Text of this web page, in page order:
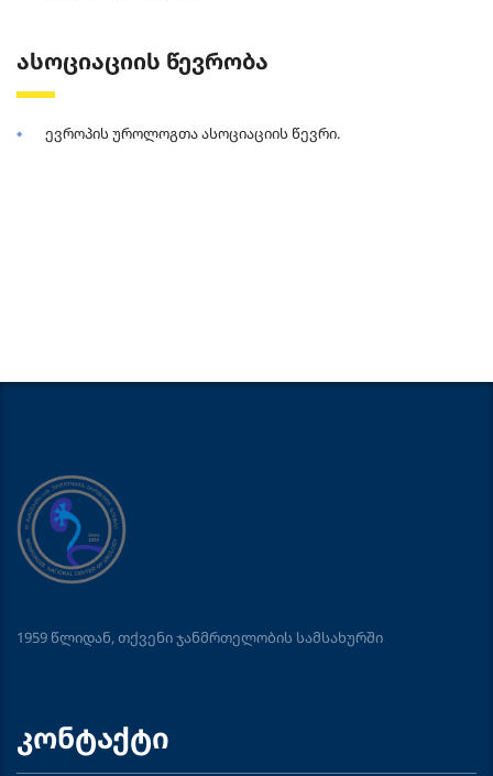
ასოციაციის წევრობა
ევროპის უროლოგთა ასოციაციის წევრი.
1959 წლიდან, თქვენი ჯანმრთელობის სამსახურში
კონტაქტი